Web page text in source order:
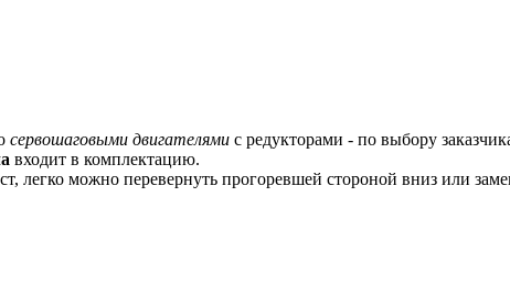
сервошаговыми двигателями с редукторами - по выбору
входит в комплектацию.
легко можно перевернуть прогоревшей стороной вниз или